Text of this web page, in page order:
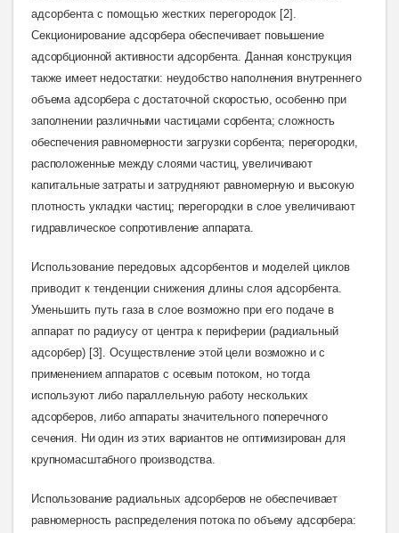
адсорбента с помощью жестких перегородок [2].
Секционирование адсорбера обеспечивает повышение
адсорбционной активности адсорбента. Данная конструкция
также имеет недостатки: неудобство наполнения внутреннего
объема адсорбера с достаточной скоростью, особенно при
заполнении различными частицами сорбента; сложность
обеспечения равномерности загрузки сорбента; перегородки,
расположенные между слоями частиц, увеличивают
капитальные затраты и затрудняют равномерную и высокую
плотность укладки частиц; перегородки в слое увеличивают
гидравлическое сопротивление аппарата.
Использование передовых адсорбентов и моделей циклов
приводит к тенденции снижения длины слоя адсорбента.
Уменьшить путь газа в слое возможно при его подаче в
аппарат по радиусу от центра к периферии (радиальный
адсорбер) [3]. Осуществление этой цели возможно и с
применением аппаратов с осевым потоком, но тогда
используют либо параллельную работу нескольких
адсорберов, либо аппараты значительного поперечного
сечения. Ни один из этих вариантов не оптимизирован для
крупномасштабного производства.
Использование радиальных адсорберов не обеспечивает
равномерность распределения потока по объему адсорбера: